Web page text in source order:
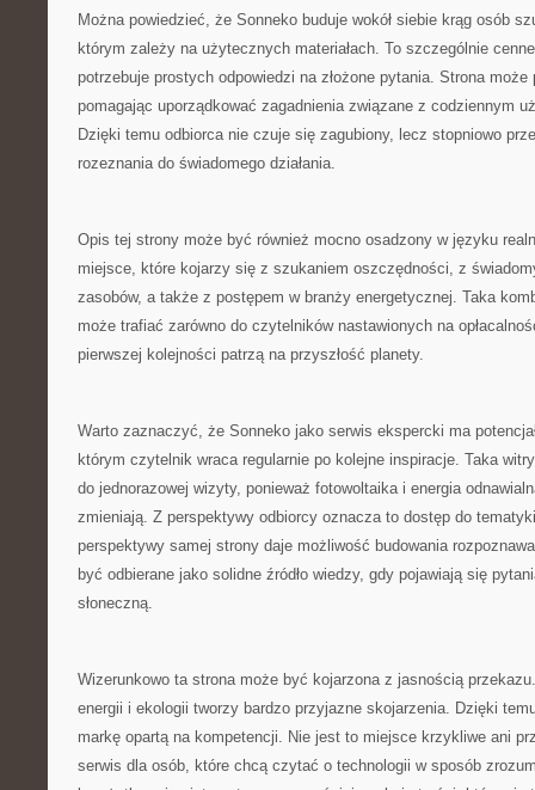
Można powiedzieć, że Sonneko buduje wokół siebie krąg osób
którym zależy na użytecznych materiałach. To szczególnie
potrzebuje prostych odpowiedzi na złożone pytania. Strona może
pomagając uporządkować zagadnienia związane z codziennym
Dzięki temu odbiorca nie czuje się zagubiony, lecz stopniowo
rozeznania do świadomego działania.
Opis tej strony może być również mocno osadzony w języku
miejsce, które kojarzy się z szukaniem oszczędności, z
zasobów, a także z postępem w branży energetycznej. Taka
może trafiać zarówno do czytelników nastawionych na
pierwszej kolejności patrzą na przyszłość planety.
Warto zaznaczyć, że Sonneko jako serwis ekspercki ma
którym czytelnik wraca regularnie po kolejne inspiracje. Taka
do jednorazowej wizyty, ponieważ fotowoltaika i energia
zmieniają. Z perspektywy odbiorcy oznacza to dostęp do
perspektywy samej strony daje możliwość budowania
być odbierane jako solidne źródło wiedzy, gdy pojawiają się
słoneczną.
Wizerunkowo ta strona może być kojarzona z jasnością
energii i ekologii tworzy bardzo przyjazne skojarzenia. Dzięki
markę opartą na kompetencji. Nie jest to miejsce krzykliwe ani
serwis dla osób, które chcą czytać o technologii w sposób